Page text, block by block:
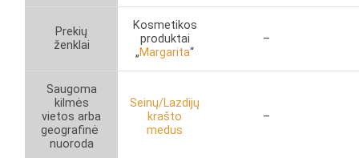
Prekių
ženklai
Kosmetikos
produktai
„Margarita“
–
Saugoma
kilmės
vietos arba
geografinė
nuoroda
Seinų/Lazdijų
krašto
medus
–